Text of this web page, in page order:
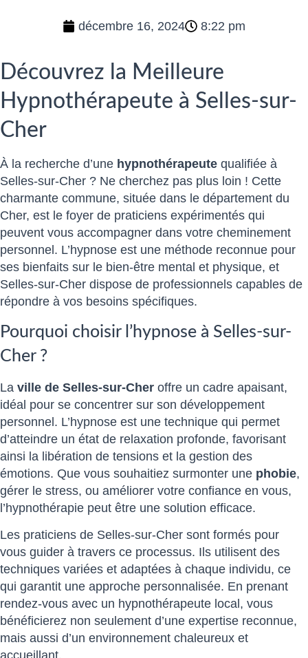
décembre 16, 2024 8:22 pm
Découvrez la Meilleure
Hypnothérapeute à Selles-sur-
Cher
À la recherche d’une hypnothérapeute qualifiée à
Selles-sur-Cher ? Ne cherchez pas plus loin ! Cette
charmante commune, située dans le département du
Cher, est le foyer de praticiens expérimentés qui
peuvent vous accompagner dans votre cheminement
personnel. L’hypnose est une méthode reconnue pour
ses bienfaits sur le bien-être mental et physique, et
Selles-sur-Cher dispose de professionnels capables de
répondre à vos besoins spécifiques.
Pourquoi choisir l’hypnose à Selles-sur-
Cher ?
La ville de Selles-sur-Cher offre un cadre apaisant,
idéal pour se concentrer sur son développement
personnel. L’hypnose est une technique qui permet
d’atteindre un état de relaxation profonde, favorisant
ainsi la libération de tensions et la gestion des
émotions. Que vous souhaitiez surmonter une phobie,
gérer le stress, ou améliorer votre confiance en vous,
l’hypnothérapie peut être une solution efficace.
Les praticiens de Selles-sur-Cher sont formés pour
vous guider à travers ce processus. Ils utilisent des
techniques variées et adaptées à chaque individu, ce
qui garantit une approche personnalisée. En prenant
rendez-vous avec un hypnothérapeute local, vous
bénéficierez non seulement d’une expertise reconnue,
mais aussi d’un environnement chaleureux et